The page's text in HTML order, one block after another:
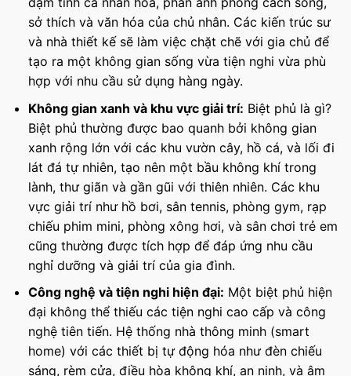
sở thích và văn hóa của chủ nhân. Các kiến trúc sư
và nhà thiết kế sẽ làm việc chặt chẽ với gia chủ để
tạo ra một không gian sống vừa tiện nghi vừa phù
hợp với nhu cầu sử dụng hàng ngày.
Không gian xanh và khu vực giải trí: Biệt phủ là gì?
Biệt phủ thường được bao quanh bởi không gian
xanh rộng lớn với các khu vườn cây, hồ cá, và lối đi
lát đá tự nhiên, tạo nên một bầu không khí trong
lành, thư giãn và gần gũi với thiên nhiên. Các khu
vực giải trí như hồ bơi, sân tennis, phòng gym, rạp
chiếu phim mini, phòng xông hơi, và sân chơi trẻ em
cũng thường được tích hợp để đáp ứng nhu cầu
nghỉ dưỡng và giải trí của gia đình.
Công nghệ và tiện nghi hiện đại: Một biệt phủ hiện
đại không thể thiếu các tiện nghi cao cấp và công
nghệ tiên tiến. Hệ thống nhà thông minh (smart
home) với các thiết bị tự động hóa như đèn chiếu
sáng, rèm cửa, điều hòa không khí, an ninh, và âm